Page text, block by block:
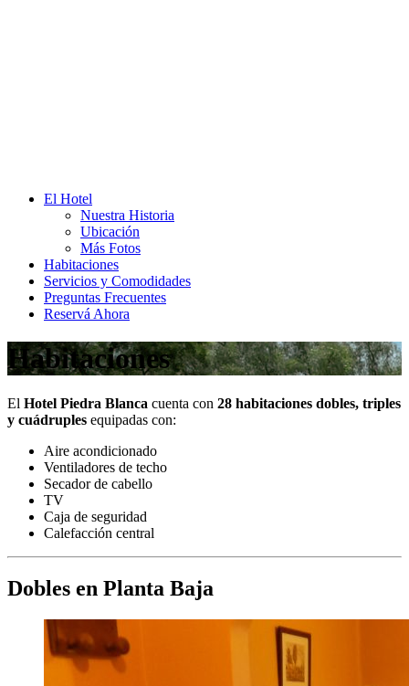
El Hotel
Nuestra Historia
Ubicación
Más Fotos
Habitaciones
Servicios y Comodidades
Preguntas Frecuentes
Reservá Ahora
Habitaciones
El Hotel Piedra Blanca cuenta con 28 habitaciones dobles, triples
y cuádruples equipadas con:
Aire acondicionado
Ventiladores de techo
Secador de cabello
TV
Caja de seguridad
Calefacción central
Dobles en Planta Baja